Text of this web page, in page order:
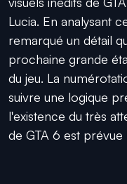
Lucia. En analysant
remarqué un détail
prochaine grande
du jeu. La
suivre une logique
l'existence du très
de GTA 6 est